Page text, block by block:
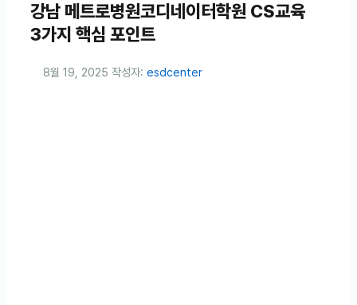
강남 메트로병원코디네이터학원 CS교육
3가지 핵심 포인트
8월 19, 2025 작성자: esdcenter